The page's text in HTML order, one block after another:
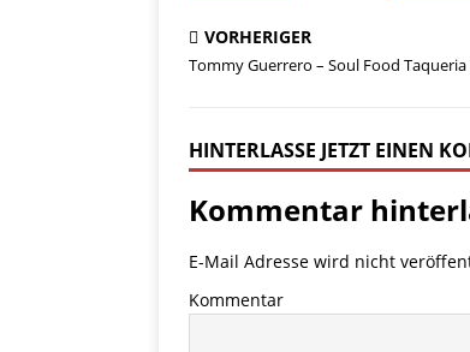
VORHERIGER
Tommy Guerrero – Soul Food Taqueria
HINTERLASSE JETZT EINEN
Kommentar
E-Mail Adresse wird nicht
Kommentar